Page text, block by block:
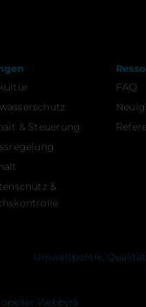
& Steuerung
&
FAQ
Umweltpolitik,
Webbyrå